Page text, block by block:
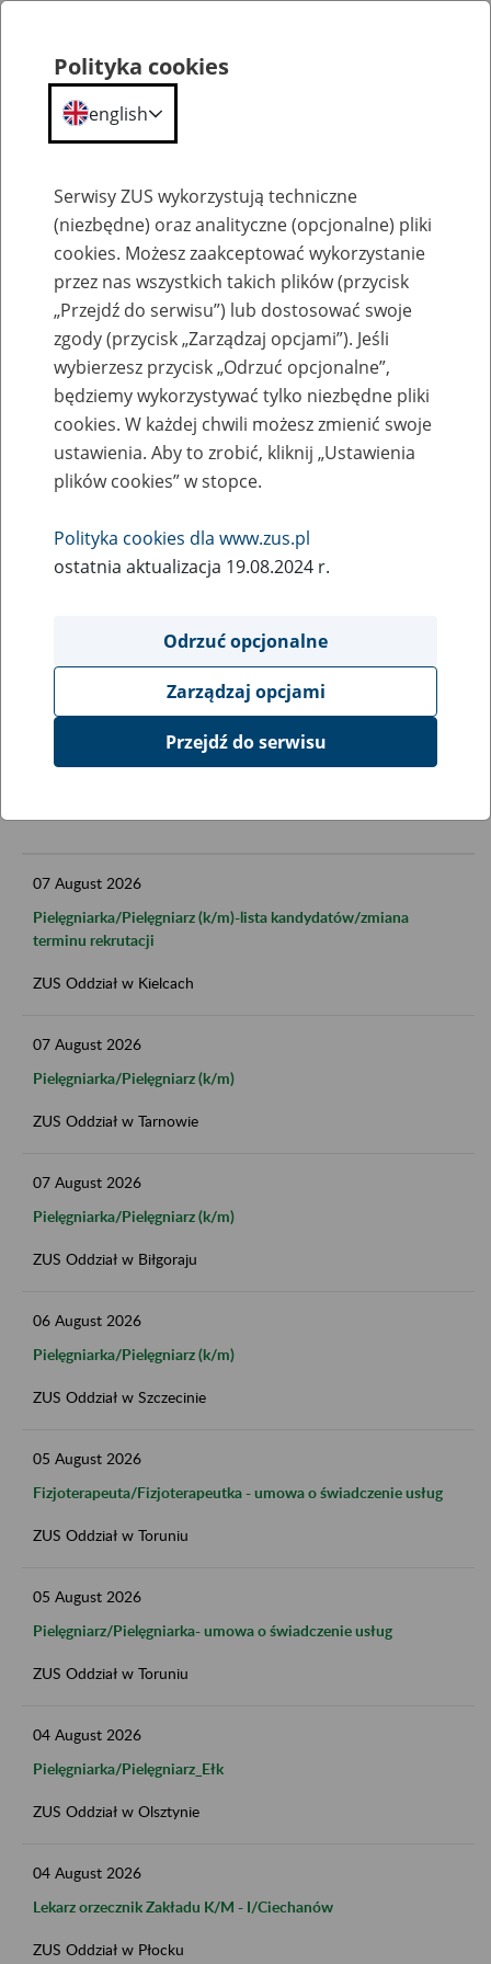
Wyniki naboru ofert pracy
Lista kandydatów/-ek i wyniki
naboru dla pozostałych zawodów
medycznych
Jednostka ZUS:
Data publikacji od
Data publikacji do
07 August 2026
Pielęgniarka/Pielęgniarz (k/m)-lista kandydatów/zmiana
terminu rekrutacji
ZUS Oddział w Kielcach
07 August 2026
Pielęgniarka/Pielęgniarz (k/m)
ZUS Oddział w Tarnowie
07 August 2026
Pielęgniarka/Pielęgniarz (k/m)
ZUS Oddział w Biłgoraju
06 August 2026
Pielęgniarka/Pielęgniarz (k/m)
ZUS Oddział w Szczecinie
05 August 2026
Fizjoterapeuta/Fizjoterapeutka - umowa o świadczenie usług
ZUS Oddział w Toruniu
05 August 2026
Pielęgniarz/Pielęgniarka- umowa o świadczenie usług
ZUS Oddział w Toruniu
04 August 2026
Pielęgniarka/Pielęgniarz_Ełk
ZUS Oddział w Olsztynie
04 August 2026
Lekarz orzecznik Zakładu K/M​ - I/Ciechanów
ZUS Oddział w Płocku
Polityka cookies
english
Serwisy ZUS wykorzystują techniczne
(niezbędne) oraz analityczne (opcjonalne) pliki
cookies. Możesz zaakceptować wykorzystanie
przez nas wszystkich takich plików (przycisk
„Przejdź do serwisu”) lub dostosować swoje
zgody (przycisk „Zarządzaj opcjami”). Jeśli
wybierzesz przycisk „Odrzuć opcjonalne”,
będziemy wykorzystywać tylko niezbędne pliki
cookies. W każdej chwili możesz zmienić swoje
ustawienia. Aby to zrobić, kliknij „Ustawienia
plików cookies” w stopce.
Polityka cookies dla www.zus.pl
ostatnia aktualizacja 19.08.2024 r.
Odrzuć opcjonalne
Zarządzaj opcjami
Przejdź do serwisu